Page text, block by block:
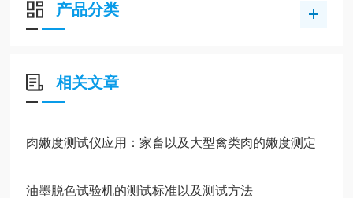
产品分类
相关文章
肉嫩度测试仪应用：家畜以及大型禽类肉的嫩度测定
油墨脱色试验机的测试标准以及测试方法